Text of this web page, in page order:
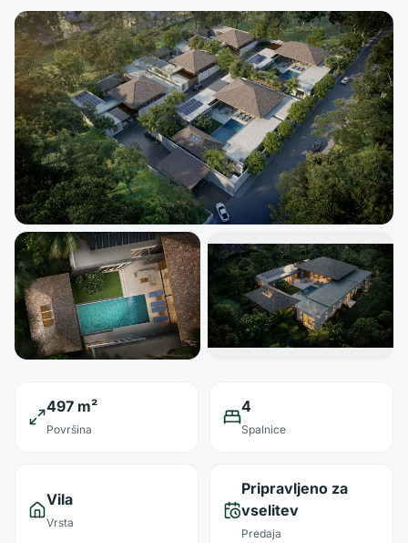
497 m²
Površina
4
Spalnice
Vila
Vrsta
Pripravljeno za
vselitev
Predaja